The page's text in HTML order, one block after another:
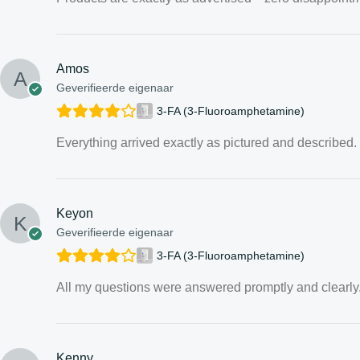
Amos
Geverifieerde eigenaar
3-FA (3-Fluoroamphetamine)
Everything arrived exactly as pictured and described.
Keyon
Geverifieerde eigenaar
3-FA (3-Fluoroamphetamine)
All my questions were answered promptly and